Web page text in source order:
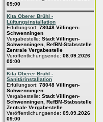
09:00
Kita Oberer Brühl -
Lüftungsinstallation
Erfüllungsort: 78048 Villingen-
Schwenningen
Vergabestelle: Stadt Villingen-
Schwenningen, RefBM-Stabsstelle
Zentrale Vergabestelle
Veröffentlichungsende: 08.09.2026
09:00
Kita Oberer Brühl -
Sanitärinstallation
Erfüllungsort: 78048 Villingen-
Schwenningen
Vergabestelle: Stadt Villingen-
Schwenningen, RefBM-Stabsstelle
Zentrale Vergabestelle
Veröffentlichungsende: 09.09.2026
09:00